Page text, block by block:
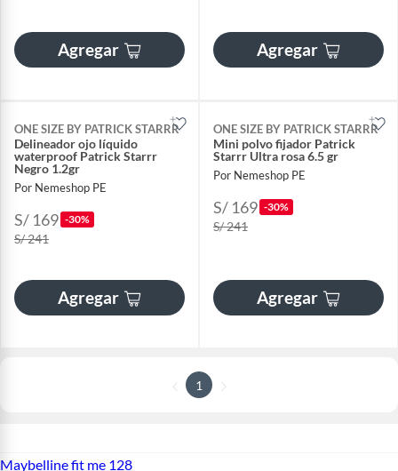
Agregar Agregar
ONE SIZE BY PATRICK STARRR
Delineador ojo líquido
waterproof Patrick Starrr
Negro 1.2gr
Por Nemeshop PE
S/ 169 -30%
S/ 241
Agregar
ONE SIZE BY PATRICK STARRR
Mini polvo fijador Patrick
Starrr Ultra rosa 6.5 gr
Por Nemeshop PE
S/ 169 -30%
S/ 241
Agregar
1
Maybelline fit me 128